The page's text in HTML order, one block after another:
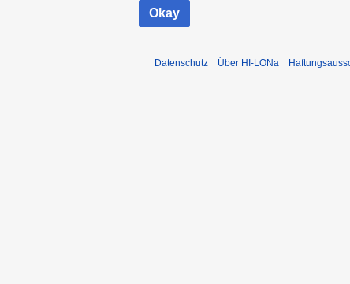
Okay
Datenschutz Über HI-LONa